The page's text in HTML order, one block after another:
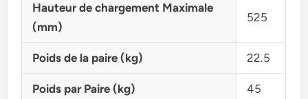
Hauteur de chargement Maximale
(mm)
525
Poids de la paire (kg) 22.5
Poids par Paire (kg) 45